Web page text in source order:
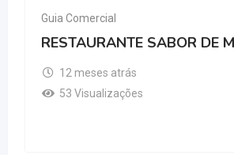
Guia Comercial
RESTAURANTE SABOR DE
12 meses atrás
53 Visualizações